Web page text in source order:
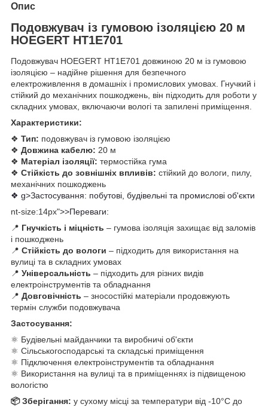
Опис
Подовжувач із гумовою ізоляцією 20 м
HOEGERT HT1E701
Подовжувач HOEGERT HT1E701 довжиною 20 м із гумовою
ізоляцією – надійне рішення для безпечного
електроживлення в домашніх і промислових умовах. Гнучкий і
стійкий до механічних пошкоджень, він підходить для роботи у
складних умовах, включаючи вологі та запилені приміщення.
Характеристики:
❖ Тип: подовжувач із гумовою ізоляцією
❖ Довжина кабелю: 20 м
❖ Матеріал ізоляції: термостійка гума
❖ Стійкість до зовнішніх впливів: стійкий до вологи, пилу,
механічних пошкоджень
❖ g>Застосування: побутові, будівельні та промислові об'єкти
nt-size:14px">>Переваги:
📍 Гнучкість і міцність – гумова ізоляція захищає від заломів
і пошкоджень
📍 Стійкість до вологи – підходить для використання на
вулиці та в складних умовах
📍 Універсальність – підходить для різних видів
електроінструментів та обладнання
📍 Довговічність – зносостійкі матеріали продовжують
термін служби подовжувача
Застосування:
⚛ Будівельні майданчики та виробничі об'єкти
⚛ Сільськогосподарські та складські приміщення
⚛ Підключення електроінструментів та обладнання
⚛ Використання на вулиці та в приміщеннях із підвищеною
вологістю
📦 Зберігання: у сухому місці за температури від -10°C до